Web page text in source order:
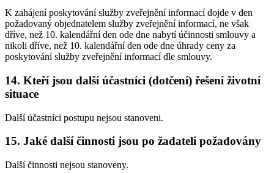
K zahájení poskytování služby zveřejnění informací dojde v den
požadovaný objednatelem služby zveřejnění informací, ne však
dříve, než 10. kalendářní den ode dne nabytí účinnosti smlouvy a
nikoli dříve, než 10. kalendářní den ode dne úhrady ceny za
poskytování služby zveřejnění informací dle smlouvy.
14. Kteří jsou další účastníci (dotčení) řešení životní
situace
Další účastníci postupu nejsou stanoveni.
15. Jaké další činnosti jsou po žadateli požadovány
Další činnosti nejsou stanoveny.